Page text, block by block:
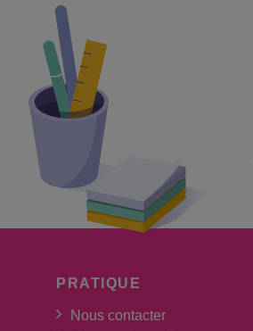
PRATIQUE
Nous contacter